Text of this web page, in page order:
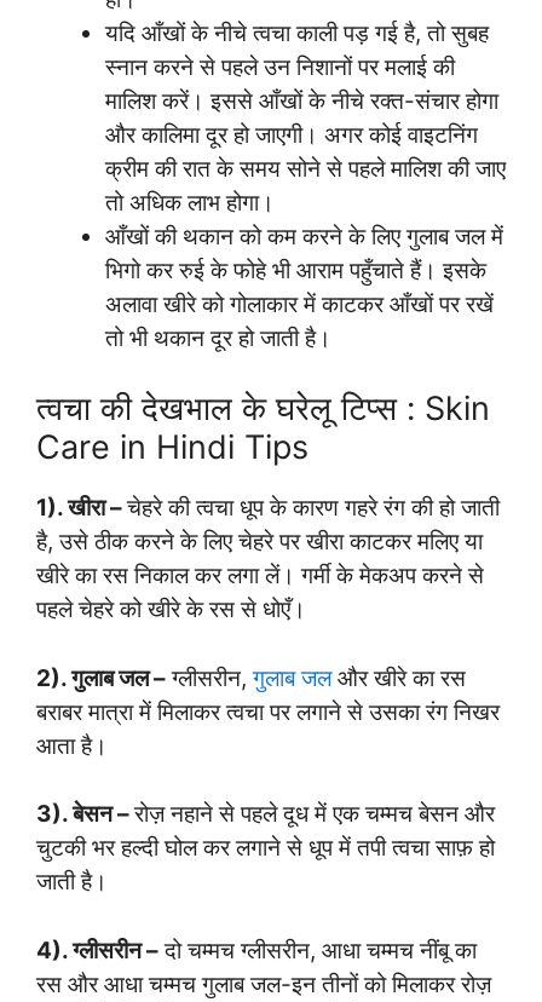
यदि आँखों के नीचे त्वचा काली पड़ गई है, तो सुबह
स्नान करने से पहले उन निशानों पर मलाई की
मालिश करें। इससे आँखों के नीचे रक्त-संचार होगा
और कालिमा दूर हो जाएगी। अगर कोई वाइटनिंग
क्रीम की रात के समय सोने से पहले मालिश की जाए
तो अधिक लाभ होगा।
आँखों की थकान को कम करने के लिए गुलाब जल में
भिगो कर रुई के फोहे भी आराम पहुँचाते हैं। इसके
अलावा खीरे को गोलाकार में काटकर आँखों पर रखें
तो भी थकान दूर हो जाती है।
त्वचा की देखभाल के घरेलू टिप्स : Skin
Care in Hindi Tips
1). खीरा –चेहरे की त्वचा धूप के कारण गहरे रंग की हो जाती
है, उसे ठीक करने के लिए चेहरे पर खीरा काटकर मलिए या
खीरे का रस निकाल कर लगा लें। गर्मी के मेकअप करने से
पहले चेहरे को खीरे के रस से धोएँ।
2). गुलाब जल –ग्लीसरीन,गुलाब जलऔर खीरे का रस
बराबर मात्रा में मिलाकर त्वचा पर लगाने से उसका रंग निखर
आता है।
3). बेसन –रोज़ नहाने से पहले दूध में एक चम्मच बेसन और
चुटकी भर हल्दी घोल कर लगाने से धूप में तपी त्वचा साफ़ हो
जाती है।
4). ग्लीसरीन –दो चम्मच ग्लीसरीन, आधा चम्मच नींबू का
रस और आधा चम्मच गुलाब जल-इन तीनों को मिलाकर रोज़